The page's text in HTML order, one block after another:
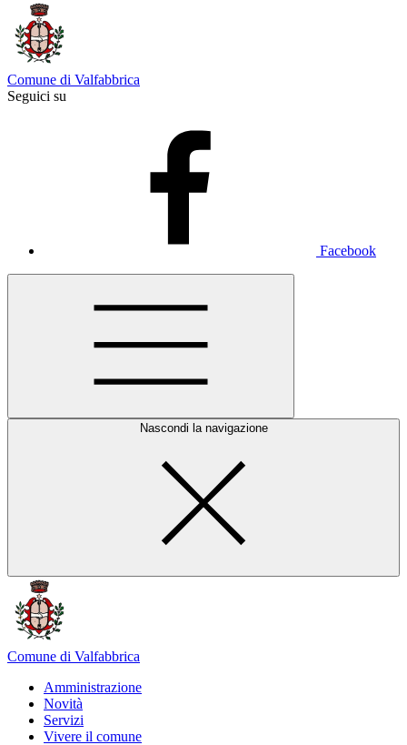
Comune di Valfabbrica
Seguici su
Facebook
Nascondi la navigazione
Comune di Valfabbrica
Amministrazione
Novità
Servizi
Vivere il comune